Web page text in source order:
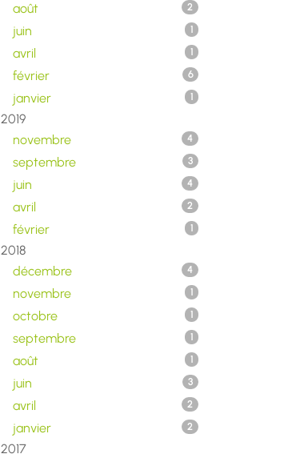
août 2
juin 1
avril 1
février 6
janvier 1
2019
novembre
4
septembre 3
juin 4
avril 2
février 1
2018
décembre
4
novembre 1
octobre 1
septembre 1
août 1
juin 3
avril 2
janvier 2
2017